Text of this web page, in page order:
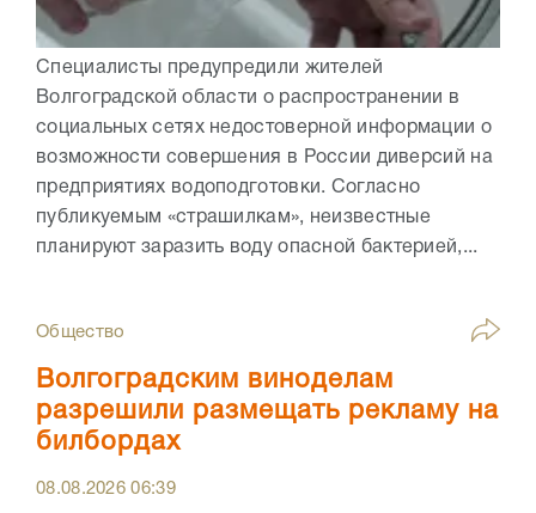
Специалисты предупредили жителей
Волгоградской области о распространении в
социальных сетях недостоверной информации о
возможности совершения в России диверсий на
предприятиях водоподготовки. Согласно
публикуемым «страшилкам», неизвестные
планируют заразить воду опасной бактерией,...
Общество
Волгоградским виноделам
разрешили размещать рекламу на
билбордах
08.08.202606:39